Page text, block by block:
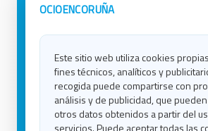
OCIOENCORUÑA
Este sitio web utiliza cookies
fines técnicos, analíticos y
recogida puede compartirse con
análisis y de publicidad, que
otros datos obtenidos a partir del
servicios. Puede aceptar todas las
Avisos Legales
Contacto
Política de Cookies
Ocio en
Ocio en
Ocio en
Ocio en
Ocio en